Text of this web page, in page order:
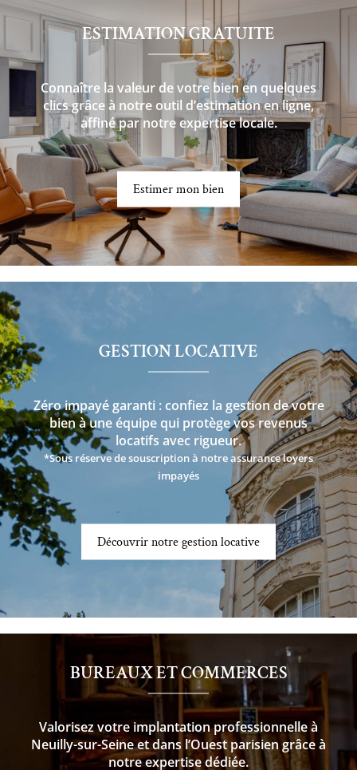
ESTIMATION GRATUITE
Connaître la valeur de votre bien en quelques
clics grâce à notre outil d’estimation en ligne,
affiné par notre expertise locale.
Estimer mon bien
GESTION LOCATIVE
Zéro impayé garanti : confiez la gestion de votre
bien à une équipe qui protège vos revenus
locatifs avec rigueur.
*Sous réserve de souscription à notre assurance loyers
impayés
Découvrir notre gestion locative
BUREAUX ET COMMERCES
Valorisez votre implantation professionnelle à
Neuilly-sur-Seine et dans l’Ouest parisien grâce à
notre expertise dédiée.